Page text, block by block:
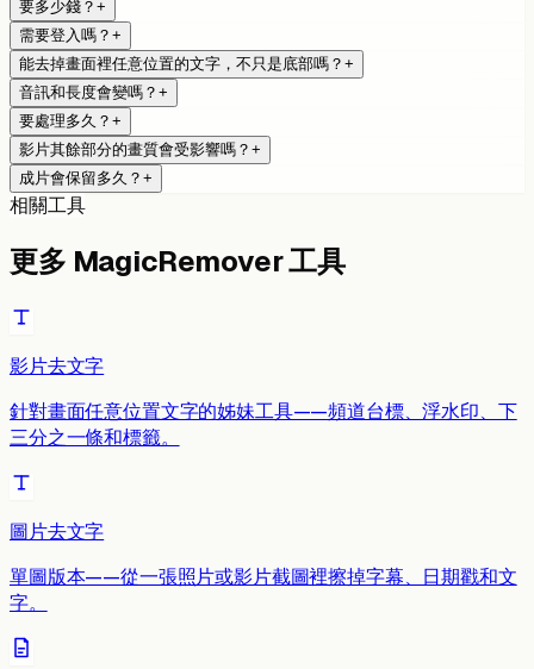
要多少錢？ +
需要登入嗎？ +
能去掉畫面裡任意位置的文字，不只是底部嗎？ +
音訊和長度會變嗎？ +
要處理多久？ +
影片其餘部分的畫質會受影響嗎？ +
成片會保留多久？ +
相關工具
更多 MagicRemover 工具
影片去文字
針對畫面任意位置文字的姊妹工具——頻道台標、浮水印、下
三分之一條和標籤。
圖片去文字
單圖版本——從一張照片或影片截圖裡擦掉字幕、日期戳和文
字。